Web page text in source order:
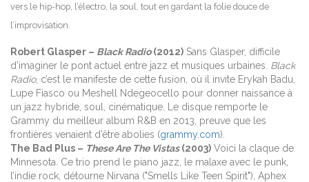
vers le hip-hop, l’électro, la soul, tout en gardant la folie douce de
l’improvisation.
Robert Glasper – Black Radio(2012) Sans Glasper, difficile
d’imaginer le pont actuel entre jazz et musiques urbaines. Black
Radio, c’est le manifeste de cette fusion, où il invite Erykah Badu,
Lupe Fiasco ou Meshell Ndegeocello pour donner naissance à
un jazz hybride, soul, cinématique. Le disque remporte le
Grammy du meilleur album R&B en 2013, preuve que les
frontières venaient d’être abolies (grammy.com).
The Bad Plus – These Are The Vistas(2003) Voici la claque de
Minnesota. Ce trio prend le piano jazz, le malaxe avec le punk,
l’indie rock, détourne Nirvana ("Smells Like Teen Spirit"), Aphex